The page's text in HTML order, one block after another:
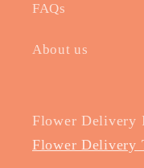
FAQs
About us
Flower Delivery
Flower Delivery